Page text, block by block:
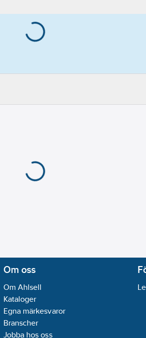
Om oss
Om Ahlsell
Kataloger
Egna märkesvaror
Branscher
Jobba hos oss